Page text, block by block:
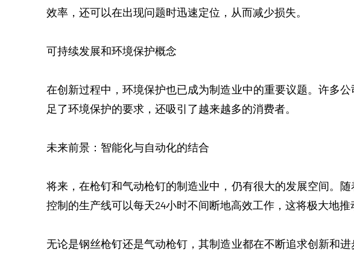
效率，还可以在出现问题时迅速定位，从而减少损失。
可持续发展和环境保护概念
在创新过程中，环境保护也已成为制造业中的重要议题。许多
足了环境保护的要求，还吸引了越来越多的消费者。
未来前景：智能化与自动化的结合
将来，在枪钉和气动枪钉的制造业中，仍有很大的发展空间。
控制的生产线可以每天24小时不间断地高效工作，这将极大地推
无论是钢丝枪钉还是气动枪钉，其制造业都在不断追求创新和